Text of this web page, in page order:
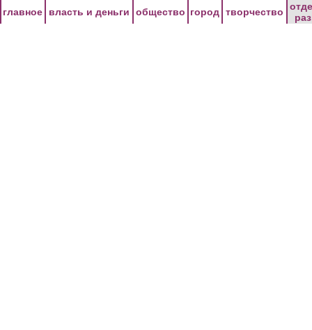
главное власть и деньги общество город творчество